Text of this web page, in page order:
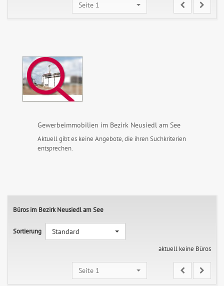
Seite 1
Gewerbeimmobilien im Bezirk Neusiedl am See
Aktuell gibt es keine Angebote, die ihren Suchkriterien
entsprechen.
Büros im Bezirk Neusiedl am See
Sortierung
Standard
aktuell keine Büros
Seite 1